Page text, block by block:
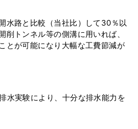
水路と比較（当社比）して30％以
削トンネル等の側溝に用いれば、
とが可能になり大幅な工費節減が
水実験により、十分な排水能力を